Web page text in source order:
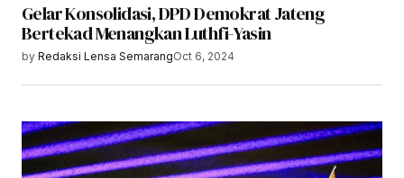
Gelar Konsolidasi, DPD Demokrat Jateng
Bertekad Menangkan Luthfi-Yasin
by Redaksi Lensa SemarangOct 6, 2024